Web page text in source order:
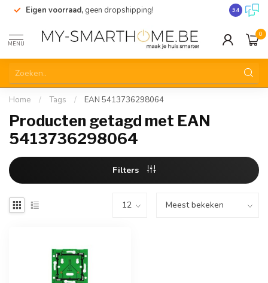
Eigen voorraad, geen dropshipping! 9.4
MENU
0
Home / Tags / EAN 5413736298064
Producten getagd met EAN
5413736298064
Filters